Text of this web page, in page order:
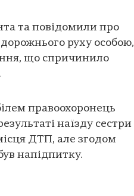
та повідомили про
руху особою,
що спричинило
правоохоронець
наїзду сестри
ДТП, але згодом
напідпитку.